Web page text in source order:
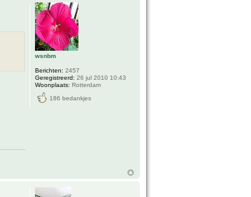
wsnbm
Berichten: 2457
Geregistreerd: 26 jul 2010 10:43
Woonplaats: Rotterdam
186 bedankjes